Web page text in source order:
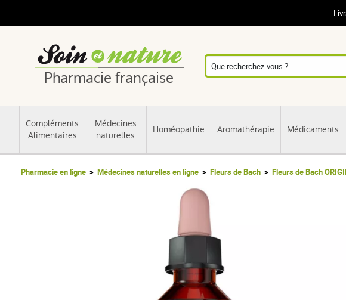
Pharmacie française
Compléments
Alimentaires
Médecines
naturelles
Homéopathie Aromathérapie Médicaments
Pharmacie en ligne Médecines naturelles en ligne Fleurs de Bach Fleurs de Bach